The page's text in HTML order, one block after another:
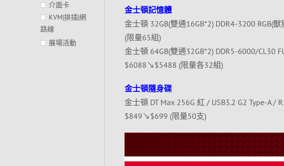
金士頓記憶體
金士頓 32GB(雙通16GB*2) DDR4-3200 RGB(
(限量65組)
金士頓 64GB(雙通32GB*2) DDR5-6000/CL30
$6088↘$5488 (限量各32組)
金士頓隨身碟
金士頓 DT Max 256G 紅 / USB3.2 G2 Type-A /
$849↘$699 (限量50支)
介面卡
KVM|排插|網
路線
展場活動